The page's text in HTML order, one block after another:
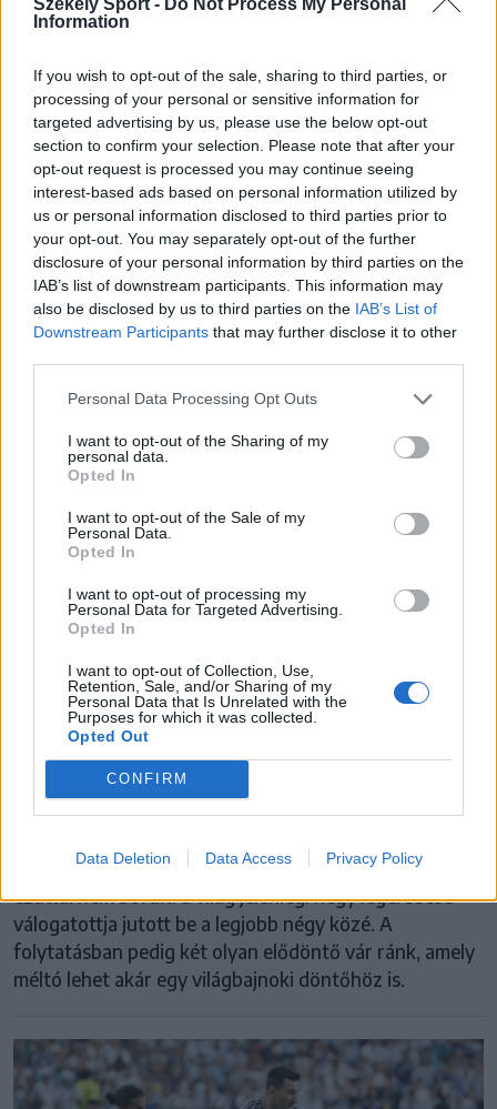
Information
If you wish to opt-out of the sale, sharing to third parties, or
processing of your personal or sensitive information for
targeted advertising by us, please use the below opt-out
section to confirm your selection. Please note that after your
opt-out request is processed you may continue seeing
interest-based ads based on personal information utilized by
us or personal information disclosed to third parties prior to
your opt-out. You may separately opt-out of the further
disclosure of your personal information by third parties on the
IAB’s list of downstream participants. This information may
also be disclosed by us to third parties on the IAB’s List of
Downstream Participants that may further disclose it to other
Personal Data Processing Opt Outs
I want to opt-out of the Sharing of my
personal data.
Opted In
I want to opt-out of the Sale of my
Personal Data.
Opted In
I want to opt-out of processing my
Personal Data for Targeted Advertising.
Opted In
I want to opt-out of Collection, Use,
Retention, Sale, and/or Sharing of my
Personal Data that Is Unrelated with the
Purposes for which it was collected.
Opted Out
CONFIRM
Data Deletion Data Access Privacy Policy
A Sepsi OSK kapusa szerint a franciák
lendülete nem torpan, az Eb-címvédőt is
kiejtik
A végéhez közeledik a 2026-os focivébé, kedd este
rendezik az első elődöntőt. A Székely Sport ezúttal a
Sepsi OSK kapusát, Fejér Bélát kérte meg, hogy mondja
el várakozásait a Franciaország–Spanyolország
rangadó előtt, számára pedig egyértelmű a favorit.
LABDARÚGÓ-VILÁGBAJNOKSÁG
Nincs meglepetés: futballóriások a
négyesben
Véget értek focivébé negyeddöntői, és a papírforma
ezúttal nem borult: a világ jelenlegi négy legerősebb
válogatottja jutott be a legjobb négy közé. A
folytatásban pedig két olyan elődöntő vár ránk, amely
méltó lehet akár egy világbajnoki döntőhöz is.